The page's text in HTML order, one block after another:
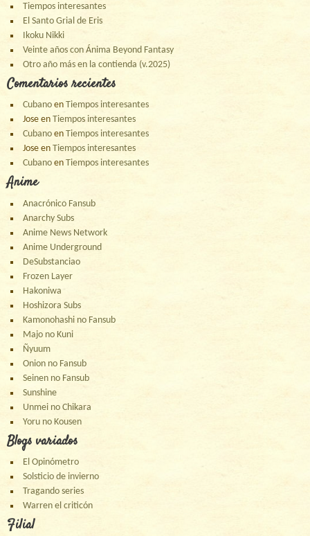
Tiempos interesantes
El Santo Grial de Eris
Ikoku Nikki
Veinte años con Ánima Beyond Fantasy
Otro año más en la contienda (v.2025)
Comentarios recientes
Cubano enTiempos interesantes
Jose enTiempos interesantes
Cubano enTiempos interesantes
Jose enTiempos interesantes
Cubano enTiempos interesantes
Anime
Anacrónico Fansub
Anarchy Subs
Anime News Network
Anime Underground
DeSubstanciao
Frozen Layer
Hakoniwa
Hoshizora Subs
Kamonohashi no Fansub
Majo no Kuni
Ñyuum
Onion no Fansub
Seinen no Fansub
Sunshine
Unmei no Chikara
Yoru no Kousen
Blogs variados
El Opinómetro
Solsticio de invierno
Tragando series
Warren el criticón
Filial